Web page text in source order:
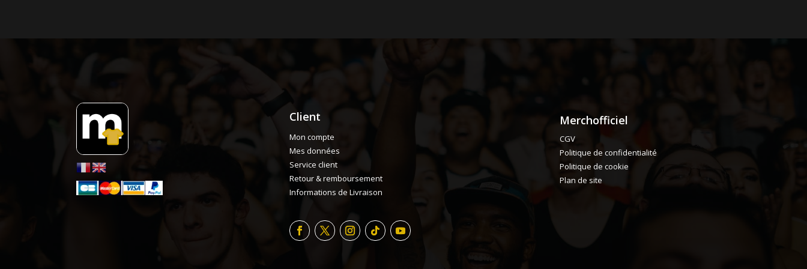
Client
Mon compte
Mes données
Service client
Retour & remboursement
Informations de Livraison
Merchofficiel
CGV
Politique de confidentialité
Politique de cookie
Plan de site